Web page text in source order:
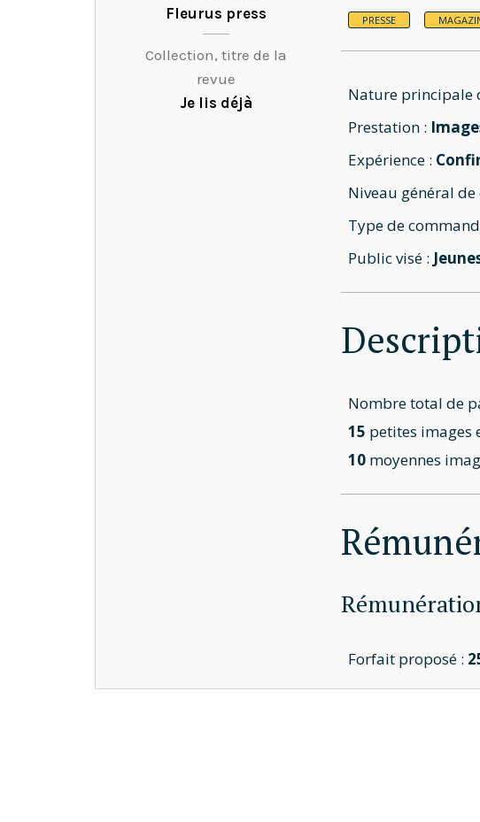
Fleurus press
Collection, titre de la
revue
Je lis déjà
PRESSE
Nature principale
Prestation :
Expérience :
Niveau général
Type de
Public visé :
Nombre total de
15 petites images
10moyennes
Forfait proposé :